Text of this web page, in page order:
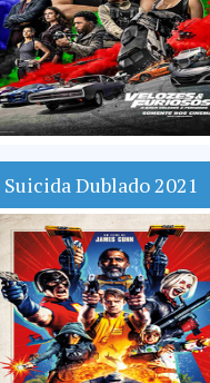
Suicida Dublado 2021